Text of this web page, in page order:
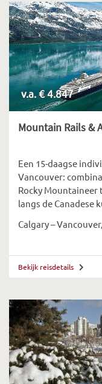
v.a. € 4.847
Mountain Rails &
Een 15-daagse
Vancouver:
Rocky Mountaineer
langs de Canadese
Calgary –
Bekijk reisdetails